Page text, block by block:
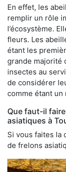
En effet, les
remplir un rôle
l’écosystème.
fleurs. Les
étant les
grande majorité
insectes au
de considérer
comme étant un
Que faut-il
asiatiques à
Si vous faites la
de frelons